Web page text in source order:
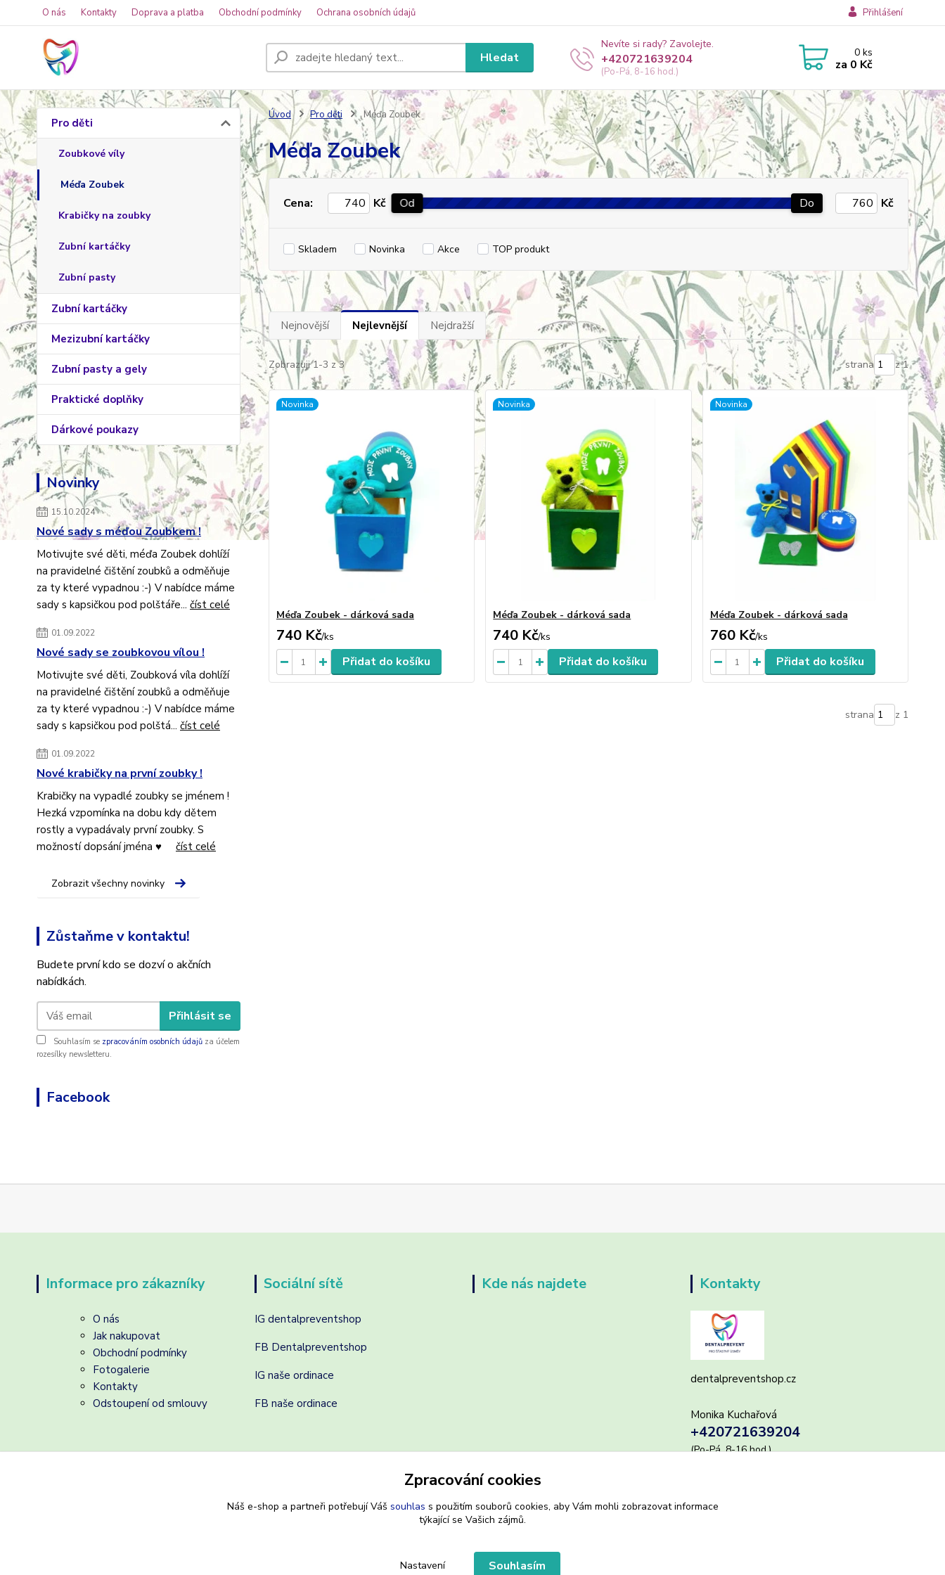
O nás Kontakty Doprava a platba Obchodní podmínky Ochrana osobních údajů Přihlášení
Hledat
Nevíte si rady? Zavolejte.
+420721639204
(Po-Pá, 8-16 hod.)
0ks
za 0 Kč
Pro děti
Zoubkové víly
Méďa Zoubek
Krabičky na zoubky
Zubní kartáčky
Zubní pasty
Zubní kartáčky
Mezizubní kartáčky
Zubní pasty a gely
Praktické doplňky
Dárkové poukazy
Novinky
15.10.2024
Nové sady s méďou Zoubkem !
Motivujte své děti, méďa Zoubek dohlíží
na pravidelné čištění zoubků a odměňuje
za ty které vypadnou :-) V nabídce máme
sady s kapsičkou pod polštáře... číst celé
01.09.2022
Nové sady se zoubkovou vílou !
Motivujte své děti, Zoubková víla dohlíží
na pravidelné čištění zoubků a odměňuje
za ty které vypadnou :-) V nabídce máme
sady s kapsičkou pod polštá... číst celé
01.09.2022
Nové krabičky na první zoubky !
Krabičky na vypadlé zoubky se jménem !
Hezká vzpomínka na dobu kdy dětem
rostly a vypadávaly první zoubky. S
možností dopsání jména ♥ číst celé
Zobrazit všechny novinky
Zůstaňme v kontaktu!
Budete první kdo se dozví o akčních
nabídkách.
Přihlásit se
Souhlasím se zpracováním osobních údajů za účelem
rozesílky newsletteru.
Facebook
Úvod Pro děti Méďa Zoubek
Méďa Zoubek
Cena: Kč Od Do Kč
Skladem Novinka Akce TOP produkt
Nejnovější Nejlevnější Nejdražší
Zobrazuji 1-3 z 3 strana z 1
Novinka
Méďa Zoubek - dárková sada
740 Kč/ks
Přidat do košíku
Novinka
Méďa Zoubek - dárková sada
740 Kč/ks
Přidat do košíku
Novinka
Méďa Zoubek - dárková sada
760 Kč/ks
Přidat do košíku
strana z 1
Informace pro zákazníky
O nás
Jak nakupovat
Obchodní podmínky
Fotogalerie
Kontakty
Odstoupení od smlouvy
Sociální sítě
IG dentalpreventshop
FB Dentalpreventshop
IG naše ordinace
FB naše ordinace
Kde nás najdete Kontakty
dentalpreventshop.cz
Monika Kuchařová
+420721639204
(Po-Pá, 8-16 hod.)
Zpracování cookies
Náš e-shop a partneři potřebují Váš souhlas s použitím souborů cookies, aby Vám mohli zobrazovat informace
týkající se Vašich zájmů.
Nastavení Souhlasím